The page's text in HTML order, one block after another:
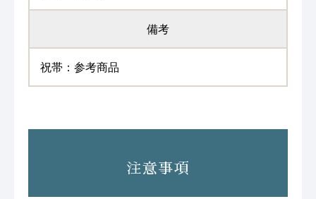
備考
祝帯：参考商品
注意事項